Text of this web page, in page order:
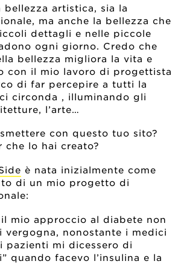
bellezza artistica, sia la
ma anche la bellezza che
dettagli e nelle piccole
ogni giorno. Credo che
bellezza migliora la vita e
con il mio lavoro di progettista
di far percepire a tutti la
circonda , illuminando gli
l’arte…
con questo tuo sito?
che lo hai creato?
è nata inizialmente come
di un mio progetto di
mio approccio al diabete non
vergogna, nonostante i medici
mi dicessero di
quando facevo l’insulina e la